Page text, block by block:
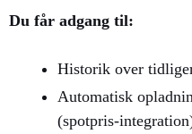
Du får adgang til:
Historik over
Automatisk
(spotpris-